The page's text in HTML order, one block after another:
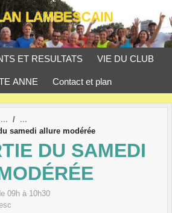
ET RESULTATS VIE DU CLUB
ANNE Contact et plan
samedi allure modérée
DU SAMEDI
09h à 10h30
cookies